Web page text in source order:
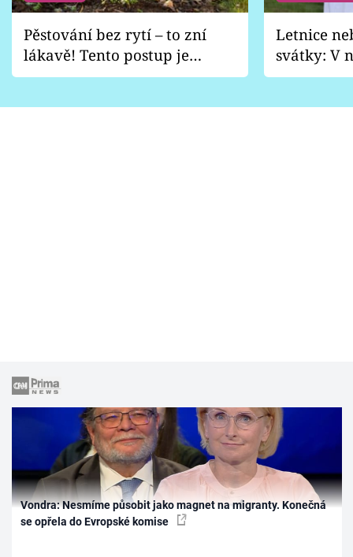
Pěstování bez rytí – to zní
lákavě! Tento postup je
vhodný jen pro některé
Letnice
svátky: V
pondělí
Vondra: Nesmíme působit jako magnet na migranty. Konečná
se opřela do Evropské komise